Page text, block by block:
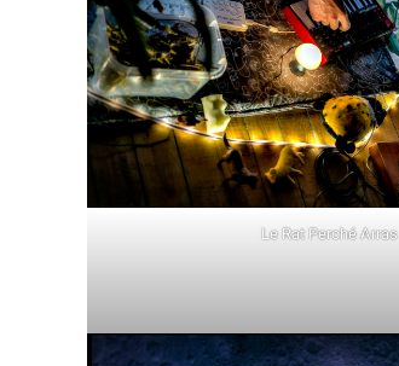
Le Rat Perché Arras